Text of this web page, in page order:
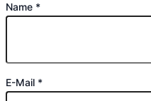
Name *
E-Mail *